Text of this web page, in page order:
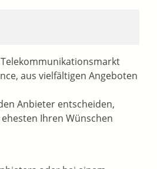
aus vielfältigen Angeboten
Anbieter entscheiden,
Ihren Wünschen